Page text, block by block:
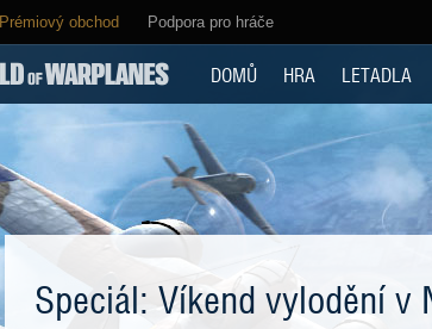
Prémiový obchod Podpora pro hráče
DOMŮ HRA LETADLA
Speciál: Víkend vylodění v